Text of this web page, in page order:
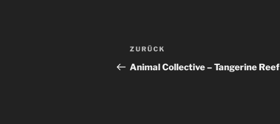
Beitragsnavigation
Vorheriger
Beitrag
ZURÜCK
Animal Collective – Tangerine Reef